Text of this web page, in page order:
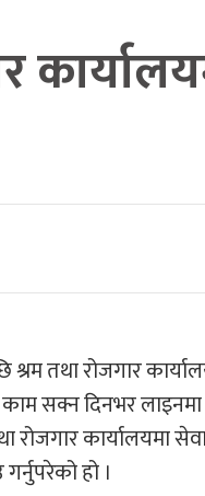
तथा रोजगार
सक्न दिनभर
रोजगार कार्यालयमा
हो ।